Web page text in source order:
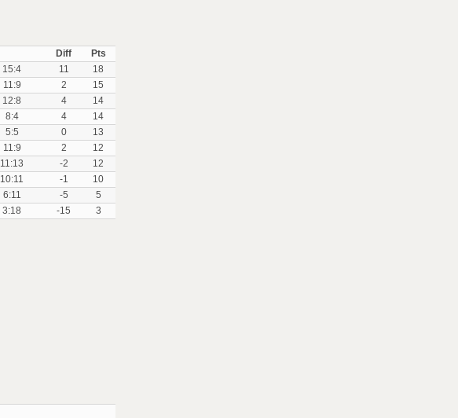
Diff
Pts
15:4 11
18
11:9 2
15
12:8 4
14
8:4 4
14
5:5 0
13
11:9 2
12
11:13 -2
12
10:11 -1
10
6:11 -5
5
3:18 -15 3